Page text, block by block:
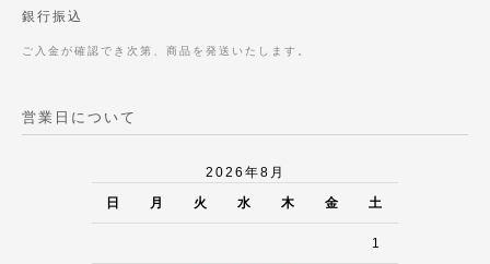
銀行振込
ご入金が確認でき次第、商品を発送いたします。
営業日について
2026年8月
日 月 火 水 木 金 土
1